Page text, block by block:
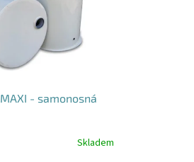
- samonosná
Skladem